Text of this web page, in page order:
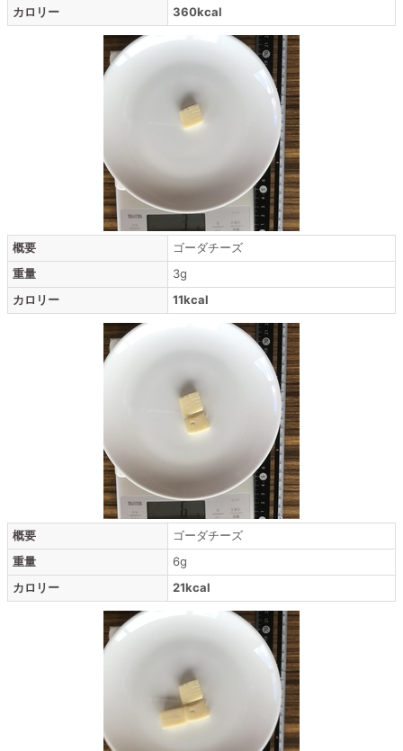
カロリー
360kcal
概要
ゴーダチーズ
重量
3g
カロリー
11kcal
概要
ゴーダチーズ
重量
6g
カロリー
21kcal